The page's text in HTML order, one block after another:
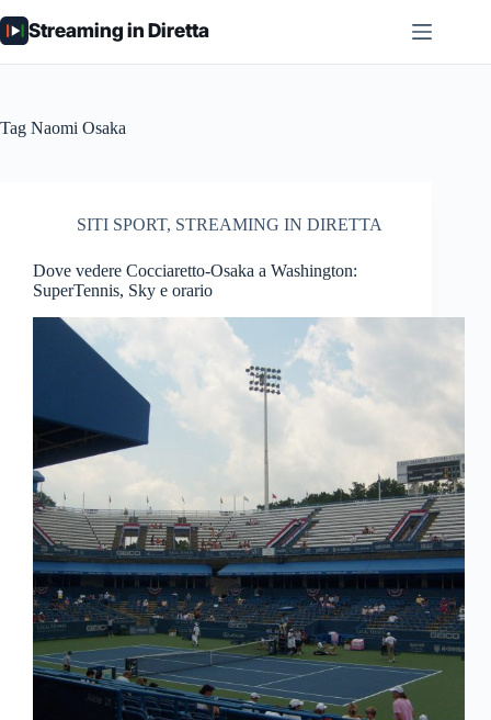
al
contenuto
Streaming in Diretta
Tag Naomi Osaka
SITI SPORT, STREAMING IN DIRETTA
Dove vedere Cocciaretto-Osaka a Washington:
SuperTennis, Sky e orario